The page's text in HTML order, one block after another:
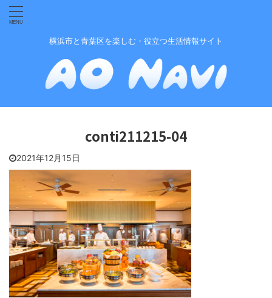
横浜市と青葉区を楽しむ・役立つ生活情報サイト
conti211215-04
2021年12月15日